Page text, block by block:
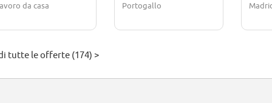
da casa
Portogallo
tutte le offerte (174) >